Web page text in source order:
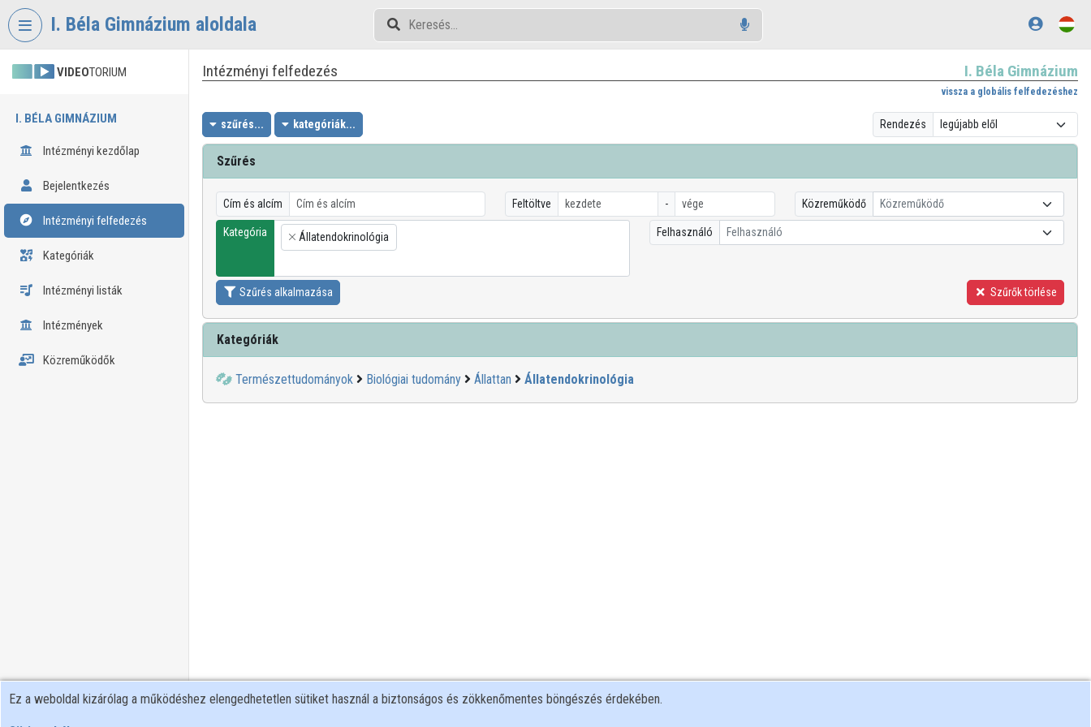
Fejléc kihagyása
I. Béla Gimnázium aloldala
VIDEOTORIUM
I. BÉLA GIMNÁZIUM
Intézményi kezdőlap
Bejelentkezés
Intézményi felfedezés
Kategóriák
Intézményi listák
Intézmények
Közreműködők
Intézményi felfedezés I. Béla Gimnázium
vissza a globális felfedezéshez
szűrés... kategóriák... Rendezés
Szűrés
Cím és alcím Feltöltve - Közreműködő Közreműködő
Kategória
×
Állatendokrinológia Felhasználó Felhasználó
Szűrés alkalmazása Szűrők törlése
Kategóriák
Természettudományok Biológiai tudomány Állattan Állatendokrinológia
Ez a weboldal kizárólag a működéshez elengedhetetlen sütiket használ a biztonságos és zökkenőmentes böngészés érdekében.